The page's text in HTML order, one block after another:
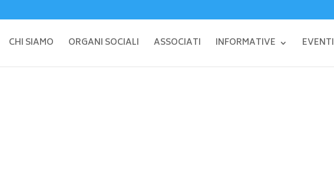
CHI SIAMO ORGANI SOCIALI ASSOCIATI INFORMATIVE EVENTI